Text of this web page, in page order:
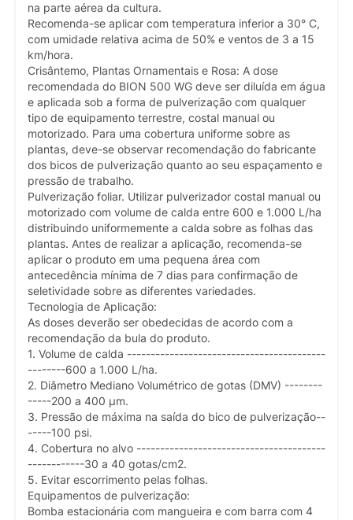
na parte aérea da cultura.
Recomenda-se aplicar com temperatura inferior a 30° C,
com umidade relativa acima de 50% e ventos de 3 a 15
km/hora.
Crisântemo, Plantas Ornamentais e Rosa: A dose
recomendada do BION 500 WG deve ser diluída em água
e aplicada sob a forma de pulverização com qualquer
tipo de equipamento terrestre, costal manual ou
motorizado. Para uma cobertura uniforme sobre as
plantas, deve-se observar recomendação do fabricante
dos bicos de pulverização quanto ao seu espaçamento e
pressão de trabalho.
Pulverização foliar. Utilizar pulverizador costal manual ou
motorizado com volume de calda entre 600 e 1.000 L/ha
distribuindo uniformemente a calda sobre as folhas das
plantas. Antes de realizar a aplicação, recomenda-se
aplicar o produto em uma pequena área com
antecedência mínima de 7 dias para confirmação de
seletividade sobre as diferentes variedades.
Tecnologia de Aplicação:
As doses deverão ser obedecidas de acordo com a
recomendação da bula do produto.
1. Volume de calda ------------------------------------------
--------600 a 1.000 L/ha.
2. Diâmetro Mediano Volumétrico de gotas (DMV) --------
-----200 a 400 µm.
3. Pressão de máxima na saída do bico de pulverização--
-----100 psi.
4. Cobertura no alvo ----------------------------------------
------------30 a 40 gotas/cm2.
5. Evitar escorrimento pelas folhas.
Equipamentos de pulverização:
Bomba estacionária com mangueira e com barra com 4